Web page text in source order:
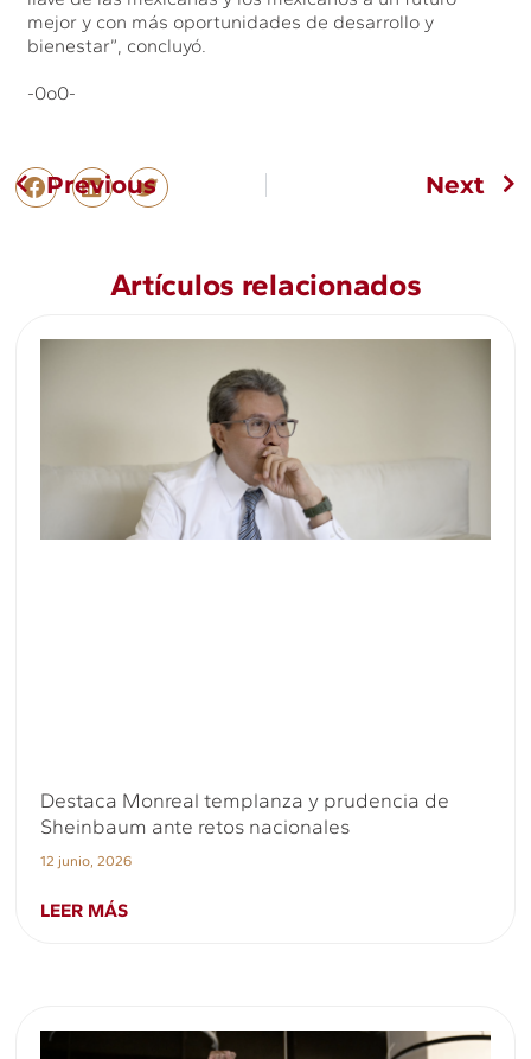
mejor y con más oportunidades de desarrollo y
bienestar”, concluyó.
-0o0-
Previous Next
Artículos relacionados
Destaca Monreal templanza y prudencia de
Sheinbaum ante retos nacionales
12 junio, 2026
LEER MÁS